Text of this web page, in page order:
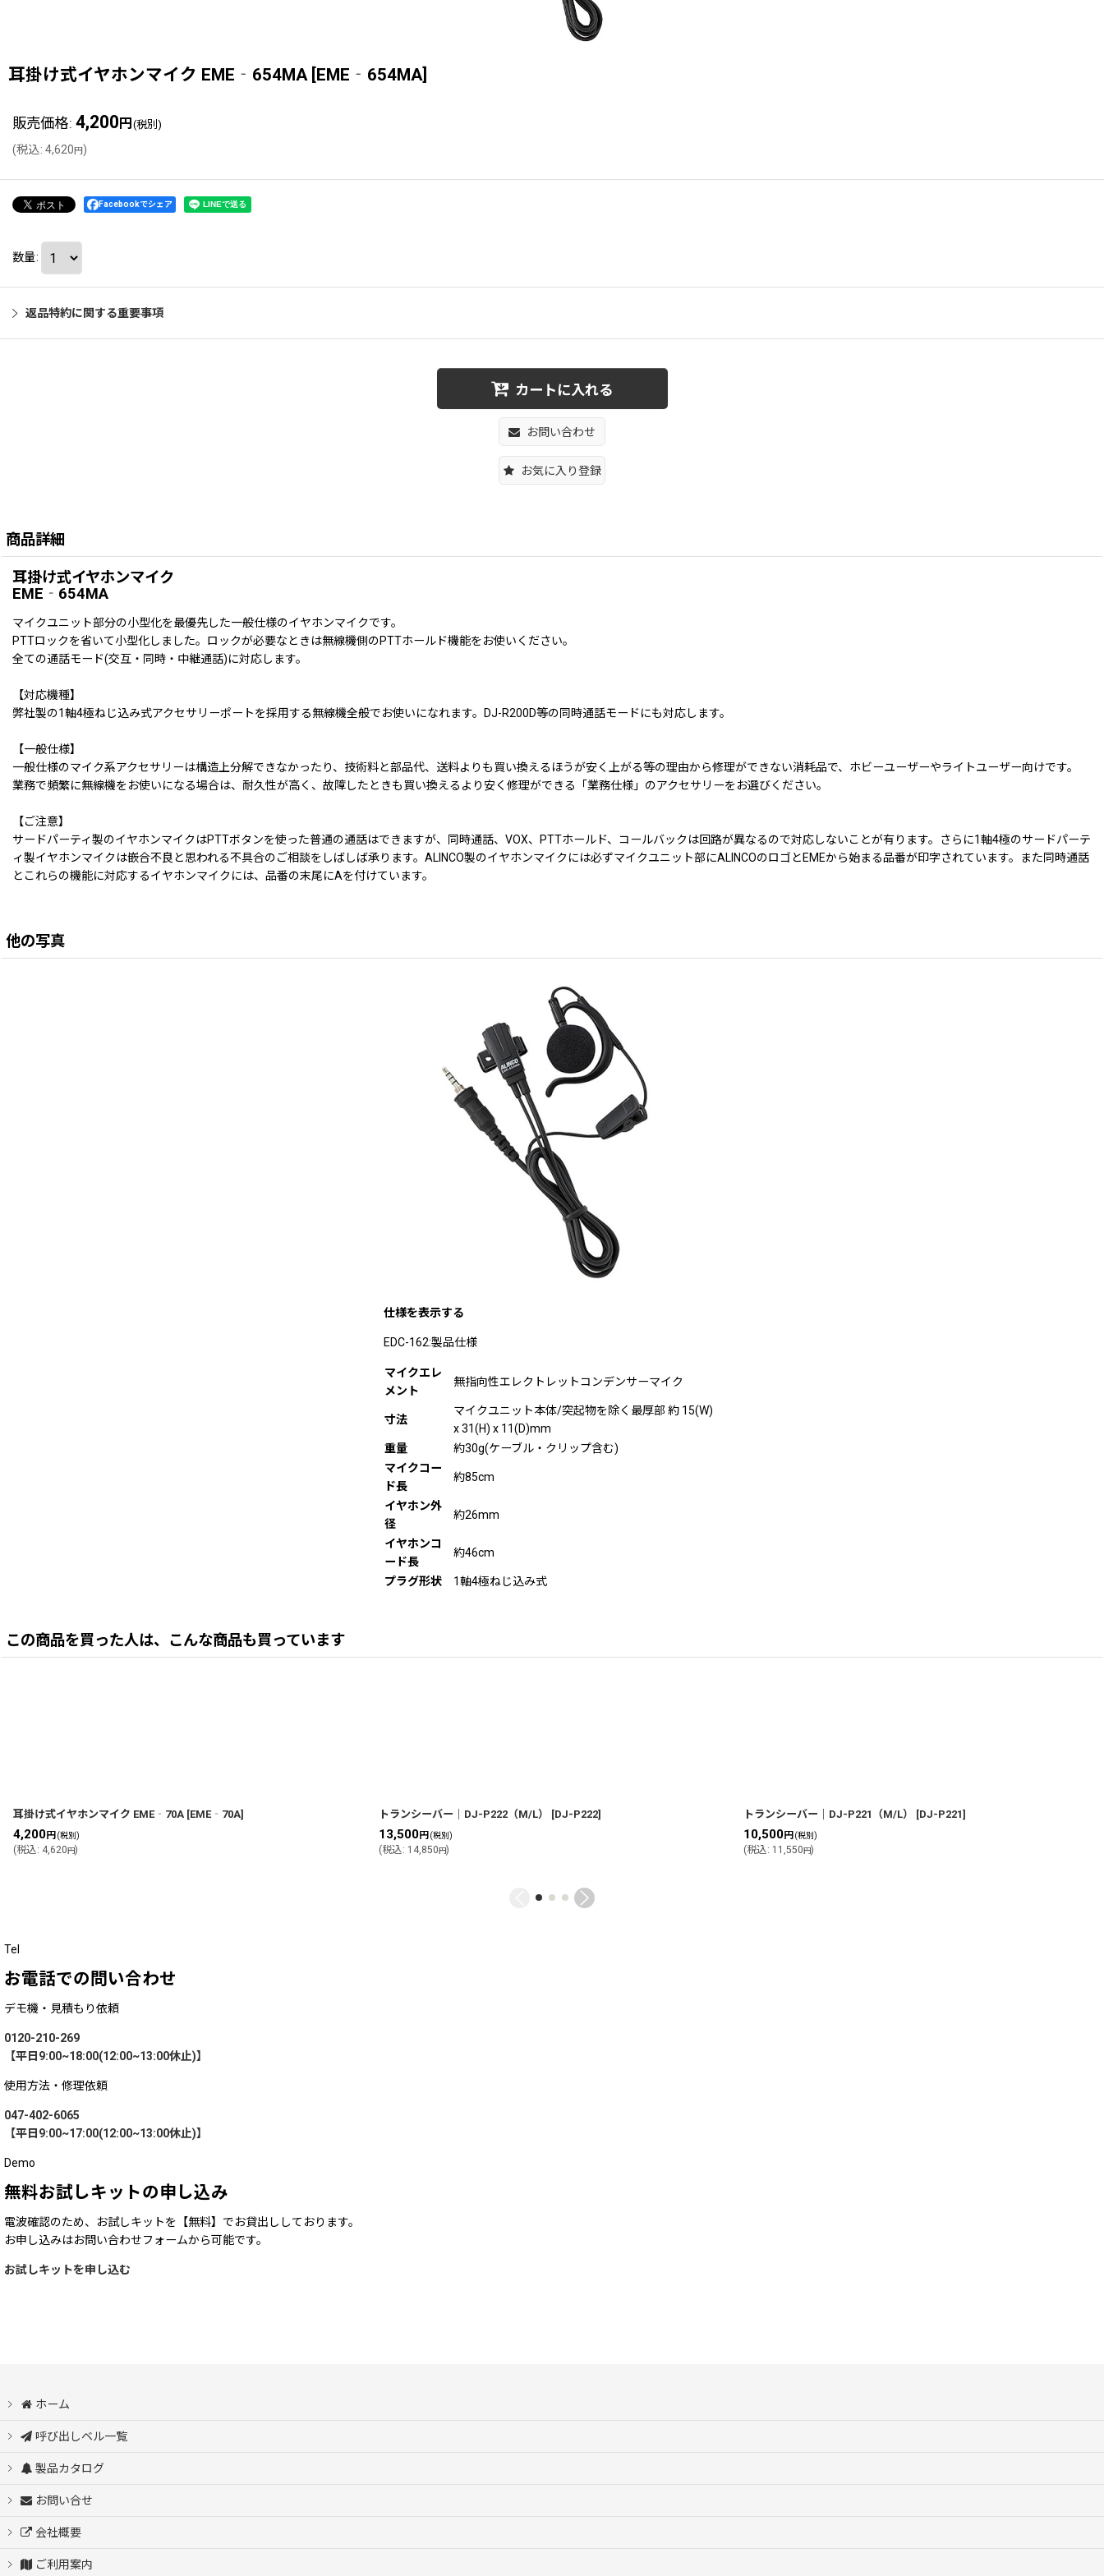
耳掛け式イヤホンマイク EME‐654MA [EME‐654MA]
販売価格: 4,200 円 (税別)
(税込: 4,620円)
Facebookでシェア
数量:
返品特約に関する重要事項
カートに入れる
お問い合わせ
お気に入り登録
商品詳細
耳掛け式イヤホンマイク
EME‐654MA
マイクユニット部分の小型化を最優先した一般仕様のイヤホンマイクです。
PTTロックを省いて小型化しました。ロックが必要なときは無線機側のPTTホールド機能をお使いください。
全ての通話モード(交互・同時・中継通話)に対応します。
【対応機種】
弊社製の1軸4極ねじ込み式アクセサリーポートを採用する無線機全般でお使いになれます。DJ-R200D等の同時通話モードにも対応します。
【一般仕様】
一般仕様のマイク系アクセサリーは構造上分解できなかったり、技術料と部品代、送料よりも買い換えるほうが安く上がる等の理由から修理ができない消耗品で、ホビーユーザーやライトユーザー向けです。
業務で頻繁に無線機をお使いになる場合は、耐久性が高く、故障したときも買い換えるより安く修理ができる「業務仕様」のアクセサリーをお選びください。
【ご注意】
サードパーティ製のイヤホンマイクはPTTボタンを使った普通の通話はできますが、同時通話、VOX、PTTホールド、コールバックは回路が異なるので対応しないことが有ります。さらに1軸4極のサードパーテ
ィ製イヤホンマイクは嵌合不良と思われる不具合のご相談をしばしば承ります。ALINCO製のイヤホンマイクには必ずマイクユニット部にALINCOのロゴとEMEから始まる品番が印字されています。また同時通話
とこれらの機能に対応するイヤホンマイクには、品番の末尾にAを付けています。
他の写真
仕様を表示する
EDC-162:製品仕様
マイクエレ
メント
無指向性エレクトレットコンデンサーマイク
寸法
マイクユニット本体/突起物を除く最厚部 約 15(W)
x 31(H) x 11(D)mm
重量
約30g(ケーブル・クリップ含む)
マイクコー
ド長
約85cm
イヤホン外
径
約26mm
イヤホンコ
ード長
約46cm
プラグ形状 1軸4極ねじ込み式
この商品を買った人は、こんな商品も買っています
耳掛け式イヤホンマイク EME‐70A [EME‐70A]
4,200円 (税別)
(税込: 4,620円)
トランシーバー｜DJ-P222（M/L） [DJ-P222]
13,500円 (税別)
(税込: 14,850円)
トランシーバー｜DJ-P221（M/L） [DJ-P221]
10,500円 (税別)
(税込: 11,550円)
Tel
お電話での問い合わせ
デモ機・見積もり依頼
0120-210-269
【平日9:00~18:00(12:00~13:00休止)】
使用方法・修理依頼
047-402-6065
【平日9:00~17:00(12:00~13:00休止)】
Demo
無料お試しキットの申し込み
電波確認のため、お試しキットを【無料】でお貸出ししております。
お申し込みはお問い合わせフォームから可能です。
お試しキットを申し込む
ホーム
呼び出しベル一覧
製品カタログ
お問い合せ
会社概要
ご利用案内